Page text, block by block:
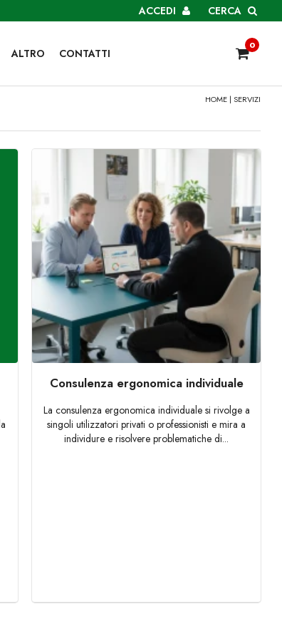
CERCA
ACCEDI
ALTRO CONTATTI
0
HOME | SERVIZI
Consulenza ergonomica individuale
La consulenza ergonomica individuale si rivolge a
singoli utilizzatori privati o professionisti e mira a
individure e risolvere problematiche di...